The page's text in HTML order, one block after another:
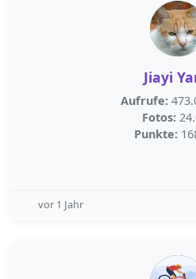
Jiayi
Aufrufe:
Fotos:
Punkte:
vor 1 Jahr